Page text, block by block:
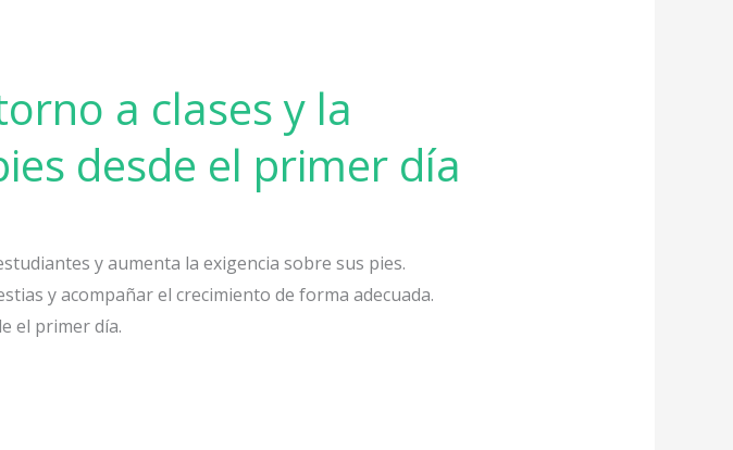
a clases y la
desde el primer día
y aumenta la exigencia sobre sus pies.
y acompañar el crecimiento de forma adecuada.
el primer día.